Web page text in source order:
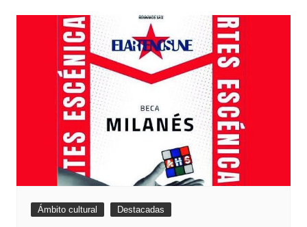
Ámbito cultural Destacadas